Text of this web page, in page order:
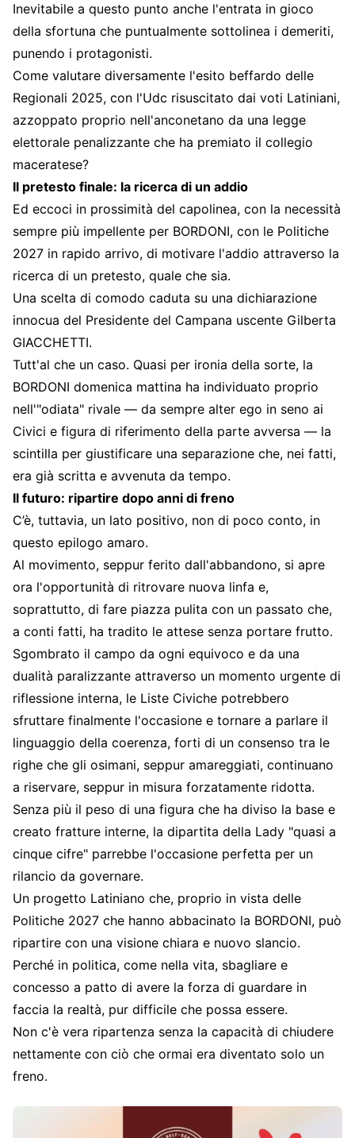
Inevitabile a questo punto anche l'entrata in gioco
della sfortuna che puntualmente sottolinea i demeriti,
punendo i protagonisti.
Come valutare diversamente l'esito beffardo delle
Regionali 2025, con l'Udc risuscitato dai voti Latiniani,
azzoppato proprio nell'anconetano da una legge
elettorale penalizzante che ha premiato il collegio
maceratese?
Il pretesto finale: la ricerca di un addio
Ed eccoci in prossimità del capolinea, con la necessità
sempre più impellente per BORDONI, con le Politiche
2027 in rapido arrivo, di motivare l'addio attraverso la
ricerca di un pretesto, quale che sia.
Una scelta di comodo caduta su una dichiarazione
innocua del Presidente del Campana uscente Gilberta
GIACCHETTI.
Tutt'al che un caso. Quasi per ironia della sorte, la
BORDONI domenica mattina ha individuato proprio
nell'"odiata" rivale — da sempre alter ego in seno ai
Civici e figura di riferimento della parte avversa — la
scintilla per giustificare una separazione che, nei fatti,
era già scritta e avvenuta da tempo.
Il futuro: ripartire dopo anni di freno
C’è, tuttavia, un lato positivo, non di poco conto, in
questo epilogo amaro.
Al movimento, seppur ferito dall'abbandono, si apre
ora l'opportunità di ritrovare nuova linfa e,
soprattutto, di fare piazza pulita con un passato che,
a conti fatti, ha tradito le attese senza portare frutto.
Sgombrato il campo da ogni equivoco e da una
dualità paralizzante attraverso un momento urgente di
riflessione interna, le Liste Civiche potrebbero
sfruttare finalmente l'occasione e tornare a parlare il
linguaggio della coerenza, forti di un consenso tra le
righe che gli osimani, seppur amareggiati, continuano
a riservare, seppur in misura forzatamente ridotta.
Senza più il peso di una figura che ha diviso la base e
creato fratture interne, la dipartita della Lady "quasi a
cinque cifre" parrebbe l'occasione perfetta per un
rilancio da governare.
Un progetto Latiniano che, proprio in vista delle
Politiche 2027 che hanno abbacinato la BORDONI, può
ripartire con una visione chiara e nuovo slancio.
Perché in politica, come nella vita, sbagliare e
concesso a patto di avere la forza di guardare in
faccia la realtà, pur difficile che possa essere.
Non c'è vera ripartenza senza la capacità di chiudere
nettamente con ciò che ormai era diventato solo un
freno.